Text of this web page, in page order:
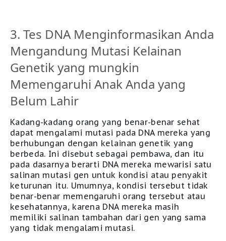
3. Tes DNA Menginformasikan Anda
Mengandung Mutasi Kelainan
Genetik yang mungkin
Memengaruhi Anak Anda yang
Belum Lahir
Kadang-kadang orang yang benar-benar sehat
dapat mengalami mutasi pada DNA mereka yang
berhubungan dengan kelainan genetik yang
berbeda. Ini disebut sebagai pembawa, dan itu
pada dasarnya berarti DNA mereka mewarisi satu
salinan mutasi gen untuk kondisi atau penyakit
keturunan itu. Umumnya, kondisi tersebut tidak
benar-benar memengaruhi orang tersebut atau
kesehatannya, karena DNA mereka masih
memiliki salinan tambahan dari gen yang sama
yang tidak mengalami mutasi.